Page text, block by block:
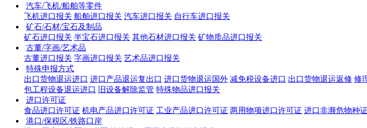
汽车/飞机/船舶等零件
飞机进口报关 船舶进口报关 汽车进口报关 自行车进口报关
矿石/石材/宝石及制品
矿石进口报关 半宝石进口报关 其他石材进口报关 矿物质品进口报关
古董/字画/艺术品
古董进口报关 字画进口报关 艺术品进口报关
特殊申报方式
出口货物退运进口 进口产品退运复出口 进口货物退运国外 减免税设备进口 出口货物退运返修 修
包工程设备退运进口
旧设备解除监管 特殊物品进口报关
进口许可证
食品进口许可证 机电产品进口许可证 工业产品进口许可证 两用物项进口许可证 进口非濒危物种
港口/保税区/铁路口岸